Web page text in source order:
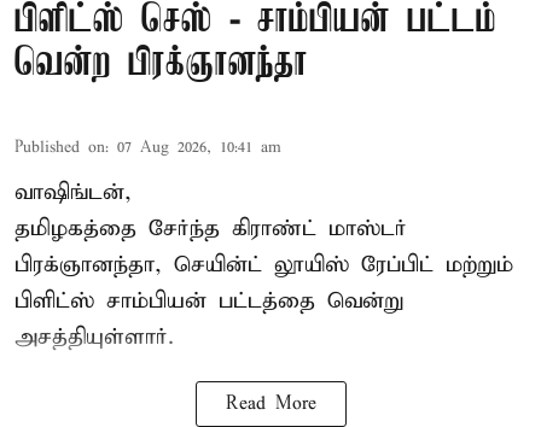
பிளிட்ஸ் செஸ் - சாம்பியன் பட்டம்
வென்ற பிரக்ஞானந்தா
Published on: 07 Aug 2026, 10:41 am
வாஷிங்டன்,
தமிழகத்தை சேர்ந்த கிராண்ட் மாஸ்டர்
பிரக்ஞானந்தா, செயின்ட் லூயிஸ் ரேப்பிட் மற்றும்
பிளிட்ஸ் சாம்பியன் பட்டத்தை வென்று
அசத்தியுள்ளார்.
Read More